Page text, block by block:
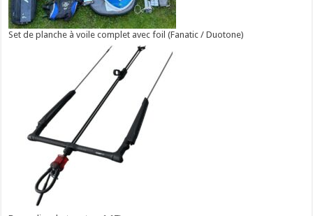
Set de planche à voile complet avec foil (Fanatic / Duotone)